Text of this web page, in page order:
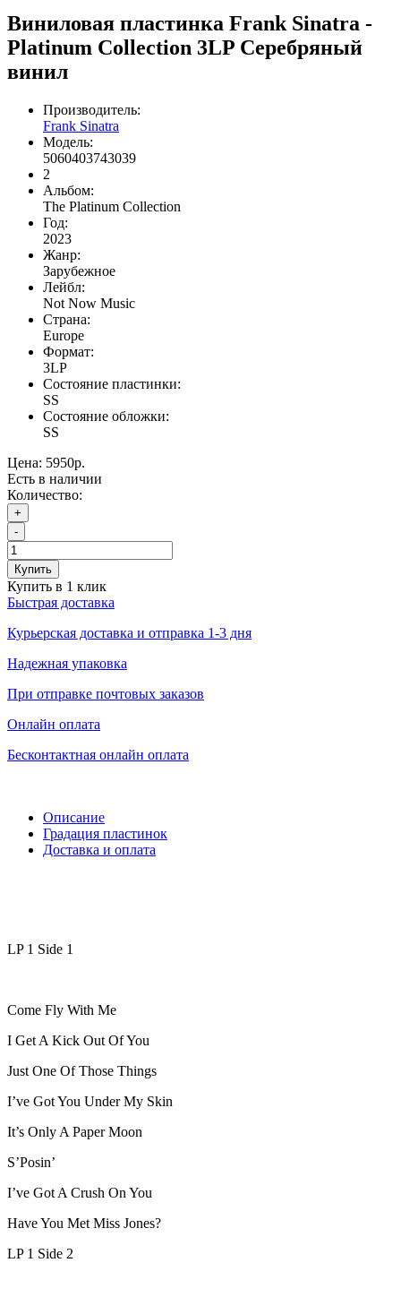
Виниловая пластинка Frank Sinatra -
Platinum Collection 3LP Серебряный
винил
Производитель:
Frank Sinatra
Модель:
5060403743039
2
Альбом:
The Platinum Collection
Год:
2023
Жанр:
Зарубежное
Лейбл:
Not Now Music
Страна:
Europe
Формат:
3LP
Состояние пластинки:
SS
Состояние обложки:
SS
Цена: 5950р.
Есть в наличии
Количество:
+
-
Купить
Купить в 1 клик
Быстрая доставка
Курьерская доставка и отправка 1-3 дня
Надежная упаковка
При отправке почтовых заказов
Онлайн оплата
Бесконтактная онлайн оплата
Описание
Градация пластинок
Доставка и оплата
LP 1 Side 1
Come Fly With Me
I Get A Kick Out Of You
Just One Of Those Things
I’ve Got You Under My Skin
It’s Only A Paper Moon
S’Posin’
I’ve Got A Crush On You
Have You Met Miss Jones?
LP 1 Side 2